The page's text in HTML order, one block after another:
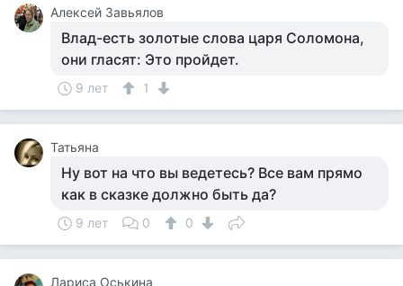
Алексей Завьялов
Влад-есть золотые слова царя Соломона,
они гласят: Это пройдет.
9 лет 1
Татьяна
Ну вот на что вы ведетесь? Все вам прямо
как в сказке должно быть да?
9 лет 0 0
Лариса Оськина